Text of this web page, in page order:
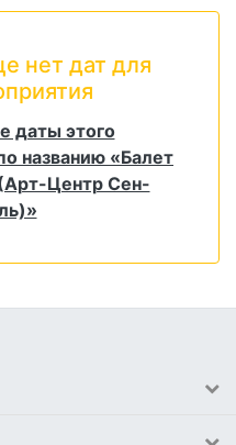
нет дат для
даты этого
названию «Балет
Центр Сен-